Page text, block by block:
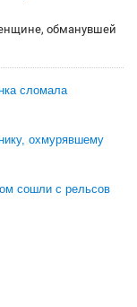
обманувшей
сломала
охмурявшему
сошли с рельсов